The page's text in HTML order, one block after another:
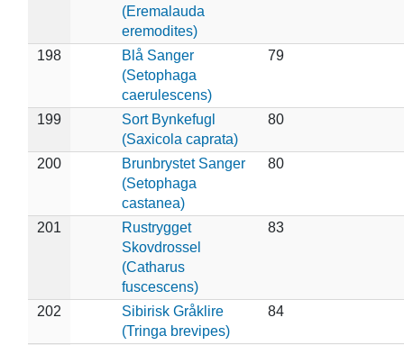
(Eremalauda
eremodites)
198
Blå Sanger
(Setophaga
caerulescens)
79
199
Sort Bynkefugl
(Saxicola caprata)
80
200
Brunbrystet Sanger
(Setophaga
castanea)
80
201
Rustrygget
Skovdrossel
(Catharus
fuscescens)
83
202
Sibirisk Gråklire
(Tringa brevipes)
84